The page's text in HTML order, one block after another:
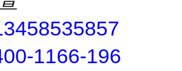
1166-196